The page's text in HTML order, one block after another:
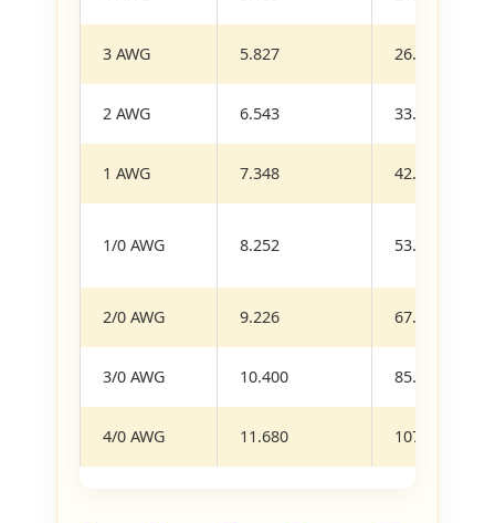
3 AWG 5.827 26.6700
2 AWG 6.543 33.6200
1 AWG 7.348 42.4100
1/0 AWG 8.252 53.4900
2/0 AWG 9.226 67.4300
3/0 AWG 10.400 85.0100
4/0 AWG 11.680 107.2000